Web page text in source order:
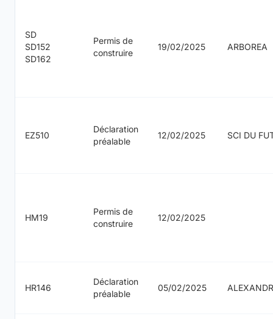
SD
SD152
SD162
Permis de
construire
19/02/2025 ARBOREA
EZ510
Déclaration
préalable
12/02/2025 SCI DU
HM19
Permis de
construire
12/02/2025
HR146
Déclaration
préalable
05/02/2025